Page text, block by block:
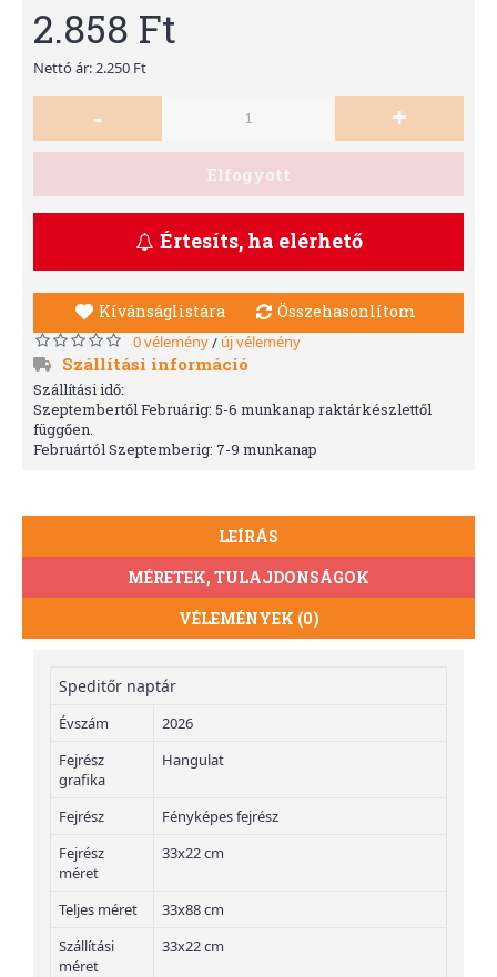
2.858 Ft
Nettó ár: 2.250 Ft
- +
Elfogyott
Értesíts, ha elérhető
Kívánságlistára Összehasonlítom
0 vélemény/ új vélemény
Szállítási információ
Szállítási idő:
Szeptembertől Februárig: 5-6 munkanap raktárkészlettől
függően.
Februártól Szeptemberig: 7-9 munkanap
LEÍRÁS
MÉRETEK, TULAJDONSÁGOK
VÉLEMÉNYEK (0)
Speditőr naptár
Évszám
2026
Fejrész
grafika
Hangulat
Fejrész
Fényképes fejrész
Fejrész
méret
33x22 cm
Teljes méret
33x88 cm
Szállítási
méret
33x22 cm